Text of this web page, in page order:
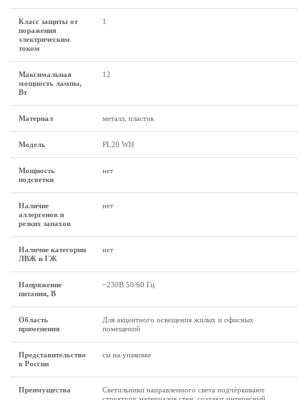
Класс защиты от
поражения
электрическим
током
1
Максимальная
мощность лампы,
Вт
12
Материал металл, пластик
Модель PL20 WH
Мощность
подсветки
нет
Наличие
аллергенов и
резких запахов
нет
Наличие категории
ЛВЖ и ГЖ
нет
Напряжение
питания, В
~230В 50/60 Гц
Область
применения
Для акцентного освещения жилых и офисных
помещений
Представительство
в России
см на упаковке
Преимущества
Светильники направленного света подчёркивают